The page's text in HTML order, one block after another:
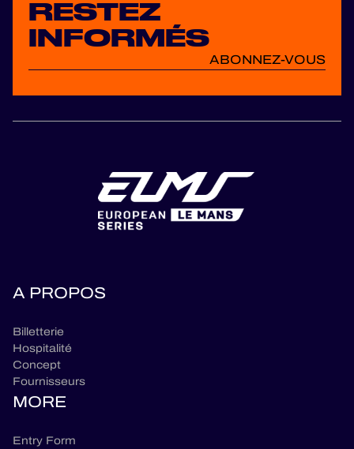
RESTEZ
INFORMÉS
ABONNEZ-VOUS
A PROPOS
Billetterie
Hospitalité
Concept
Fournisseurs
MORE
Entry Form